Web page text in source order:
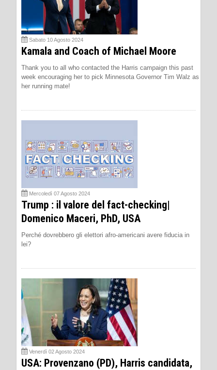
Sabato 10 Agosto 2024
Kamala and Coach of Michael Moore
Thank you to all who contacted the Harris campaign this past
week encouraging her to pick Minnesota Governor Tim Walz as
her running mate!
Mercoledì 07 Agosto 2024
Trump : il valore del fact-checking|
Domenico Maceri, PhD, USA
Perché dovrebbero gli elettori afro-americani avere fiducia in
lei?
Venerdì 02 Agosto 2024
USA: Provenzano (PD), Harris candidata,